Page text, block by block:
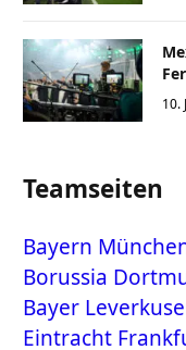
10.
Teamseiten
Bayern
Borussia
Bayer
Eintracht